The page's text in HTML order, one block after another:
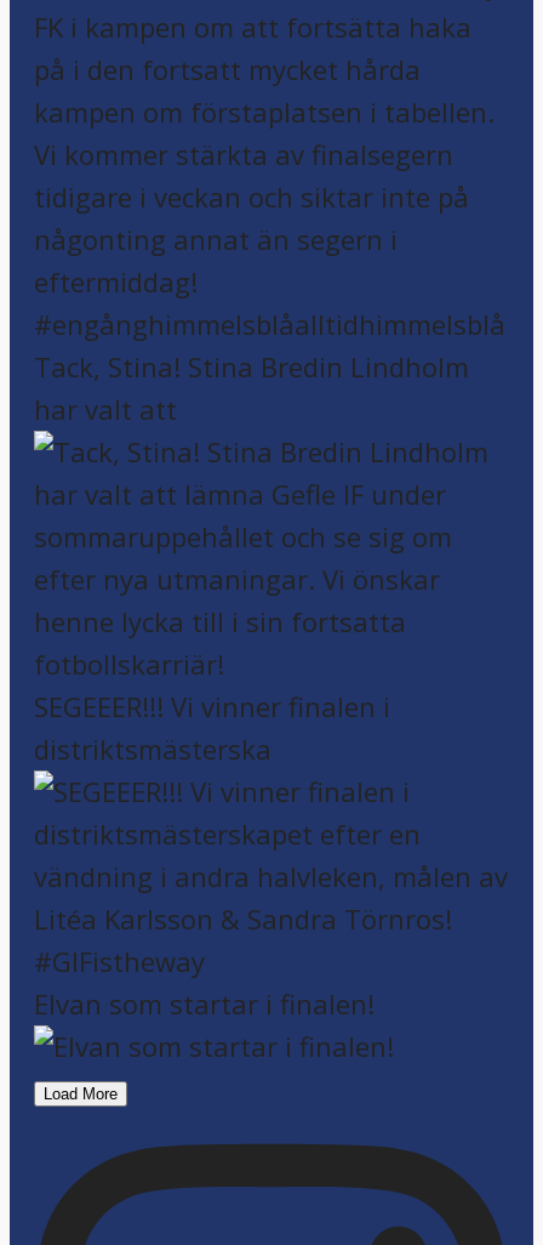
MATCHDAG! 🏆 Division 1 Norra 🆚
Täby FK 🏟️ Tibble
Tack, Stina! Stina Bredin Lindholm
har valt att